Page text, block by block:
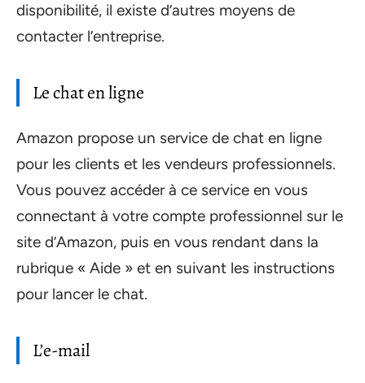
disponibilité, il existe d’autres moyens de
contacter l’entreprise.
Le chat en ligne
Amazon propose un service de chat en ligne
pour les clients et les vendeurs professionnels.
Vous pouvez accéder à ce service en vous
connectant à votre compte professionnel sur le
site d’Amazon, puis en vous rendant dans la
rubrique « Aide » et en suivant les instructions
pour lancer le chat.
L’e-mail